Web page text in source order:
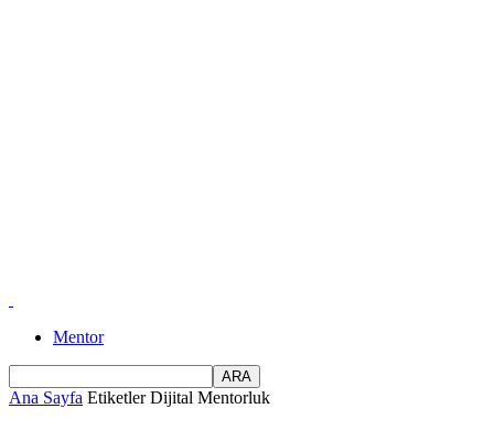
Mentor
Ana Sayfa Etiketler Dijital Mentorluk